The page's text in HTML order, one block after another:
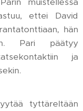
ettei David
hän
Pari päätyy
ja
tyttäreltään